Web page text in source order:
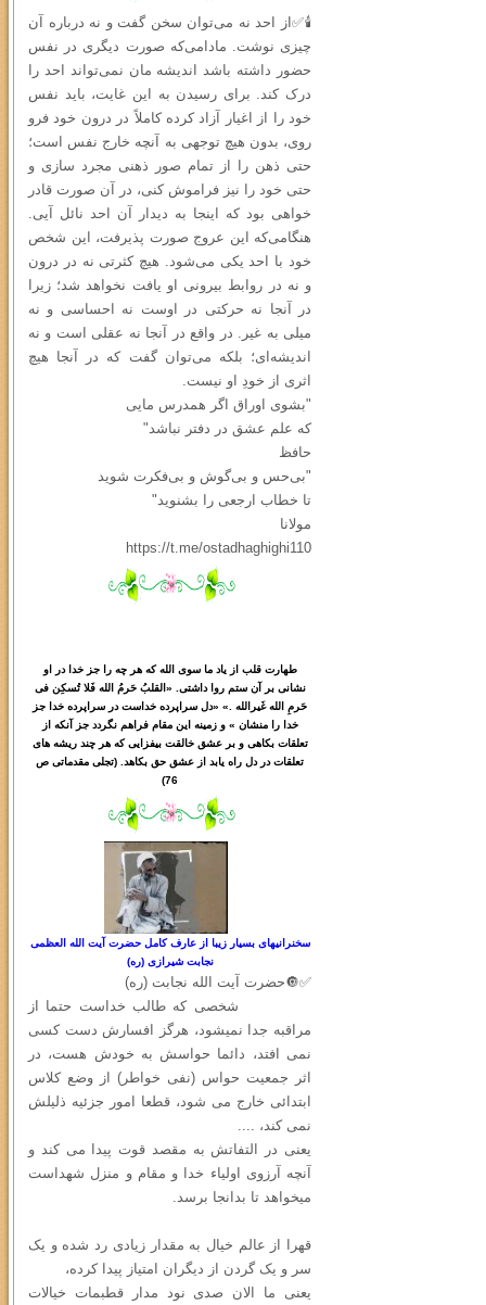
🕯✅از احد نه می‌توان سخن گفت و نه درباره آن
چیزی نوشت. مادامی‌که صورت دیگری در نفس
حضور داشته باشد اندیشه‌ مان نمی‌تواند احد را
درک کند. برای رسیدن به این غایت، باید نفس
خود را از اغیار آزاد کرده کاملاً در درون خود فرو
روی، بدون هیچ توجهی به آنچه خارج نفس است؛
حتى ذهن را از تمام صور ذهنی مجرد سازی و
حتی خود را نیز فراموش کنی، در آن صورت قادر
خواهی بود که اینجا به دیدار آن احد نائل آیی.
هنگامی‌که این عروج صورت پذیرفت، این شخص
خود با احد یکی می‌شود. هیچ کثرتی نه در درون
و نه در روابط بیرونی او یافت نخواهد شد؛ زیرا
در آنجا نه حرکتی در اوست نه احساسی و نه
میلی به غیر. در واقع در آنجا نه عقلی است و نه
اندیشه‌ای؛ بلکه می‌توان گفت که در آنجا هیچ
اثری از خودِ او نیست.
"بشوی اوراق اگر همدرس مایی
که علم عشق در دفتر نباشد"
حافظ
"بی‌حس و بی‌گوش و بی‌فکرت شوید
تا خطاب ارجعی را بشنوید"
مولانا
https://t.me/ostadhaghighi110
طهارت قلب از یاد ما سوی الله که هر چه را جز خدا در او
نشانی بر آن ستم روا داشتی. «القلبُ حَرمُ الله فَلا تُسکِن فی
حَرمِ الله غَیرالله .» «دل سراپرده خداست در سراپرده خدا جز
خدا را منشان » و زمینه این مقام فراهم نگردد جز آنکه از
تعلقات بکاهی و بر عشق خالقت بیفزایی که هر چند ریشه های
تعلقات در دل راه یابد از عشق حق بکاهد. (تجلی مقدماتی ص
76)
سخنرانیهای بسیار زیبا از عارف کامل حضرت آیت الله العظمی
نجابت شیرازی (ره)
✅🔘حضرت آیت الله نجابت (ره)
شخصی که طالب خداست حتما از
مراقبه جدا نمیشود، هرگز افسارش دست کسی
نمی افتد، دائما حواسش به خودش هست، در
اثر جمعیت حواس (نفی خواطر) از وضع کلاس
ابتدائی خارج می شود، قطعا امور جزئیه ذلیلش
نمی کند، ....
یعنی در التفاتش به مقصد قوت پیدا می کند و
آنچه آرزوی اولیاء خدا و مقام و منزل شهداست
میخواهد تا بدانجا برسد.
قهرا از عالم خیال به مقدار زیادی رد شده و یک
سر و یک گردن از دیگران امتیاز پیدا کرده،
یعنی ما الان صدی نود مدار قطبمات خیالات